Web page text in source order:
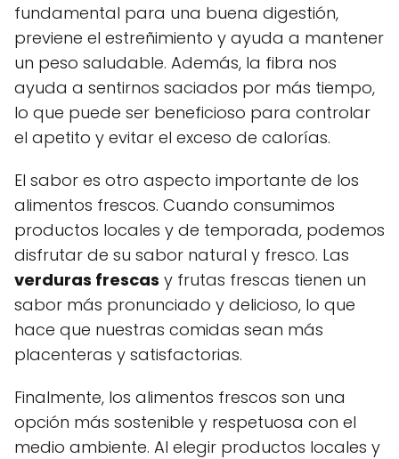
fundamental para una buena digestión,
previene el estreñimiento y ayuda a mantener
un peso saludable. Además, la fibra nos
ayuda a sentirnos saciados por más tiempo,
lo que puede ser beneficioso para controlar
el apetito y evitar el exceso de calorías.
El sabor es otro aspecto importante de los
alimentos frescos. Cuando consumimos
productos locales y de temporada, podemos
disfrutar de su sabor natural y fresco. Las
verduras frescas y frutas frescas tienen un
sabor más pronunciado y delicioso, lo que
hace que nuestras comidas sean más
placenteras y satisfactorias.
Finalmente, los alimentos frescos son una
opción más sostenible y respetuosa con el
medio ambiente. Al elegir productos locales y